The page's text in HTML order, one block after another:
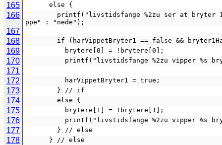
165
      else {
166
ppe" : "nede");
167
168
if (harVippetBryter1 == false &&
169
          brytere[0] = !brytere[0];
170
printf("livstidsfange %2zu
171
172
          harVippetBryter1 = true;
173
        } // if
174
        else {
175
          brytere[1] = !brytere[1];
176
printf("livstidsfange %2zu
177
        } // else
178
      } // else